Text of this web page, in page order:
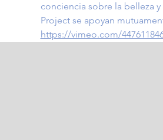
conciencia sobre la belleza
Project se apoyan
https://vimeo.com/